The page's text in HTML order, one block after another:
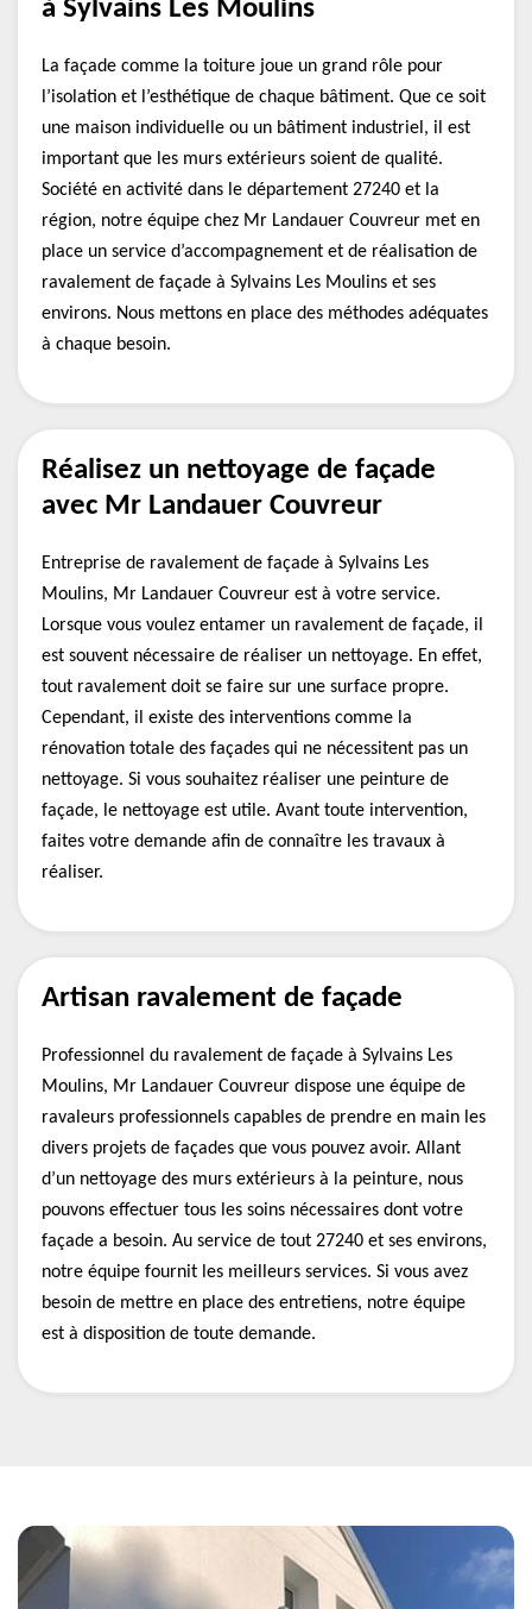
à Sylvains Les Moulins
La façade comme la toiture joue un grand rôle pour
l’isolation et l’esthétique de chaque bâtiment. Que ce soit
une maison individuelle ou un bâtiment industriel, il est
important que les murs extérieurs soient de qualité.
Société en activité dans le département 27240 et la
région, notre équipe chez Mr Landauer Couvreur met en
place un service d’accompagnement et de réalisation de
ravalement de façade à Sylvains Les Moulins et ses
environs. Nous mettons en place des méthodes adéquates
à chaque besoin.
Réalisez un nettoyage de façade
avec Mr Landauer Couvreur
Entreprise de ravalement de façade à Sylvains Les
Moulins, Mr Landauer Couvreur est à votre service.
Lorsque vous voulez entamer un ravalement de façade, il
est souvent nécessaire de réaliser un nettoyage. En effet,
tout ravalement doit se faire sur une surface propre.
Cependant, il existe des interventions comme la
rénovation totale des façades qui ne nécessitent pas un
nettoyage. Si vous souhaitez réaliser une peinture de
façade, le nettoyage est utile. Avant toute intervention,
faites votre demande afin de connaître les travaux à
réaliser.
Artisan ravalement de façade
Professionnel du ravalement de façade à Sylvains Les
Moulins, Mr Landauer Couvreur dispose une équipe de
ravaleurs professionnels capables de prendre en main les
divers projets de façades que vous pouvez avoir. Allant
d’un nettoyage des murs extérieurs à la peinture, nous
pouvons effectuer tous les soins nécessaires dont votre
façade a besoin. Au service de tout 27240 et ses environs,
notre équipe fournit les meilleurs services. Si vous avez
besoin de mettre en place des entretiens, notre équipe
est à disposition de toute demande.